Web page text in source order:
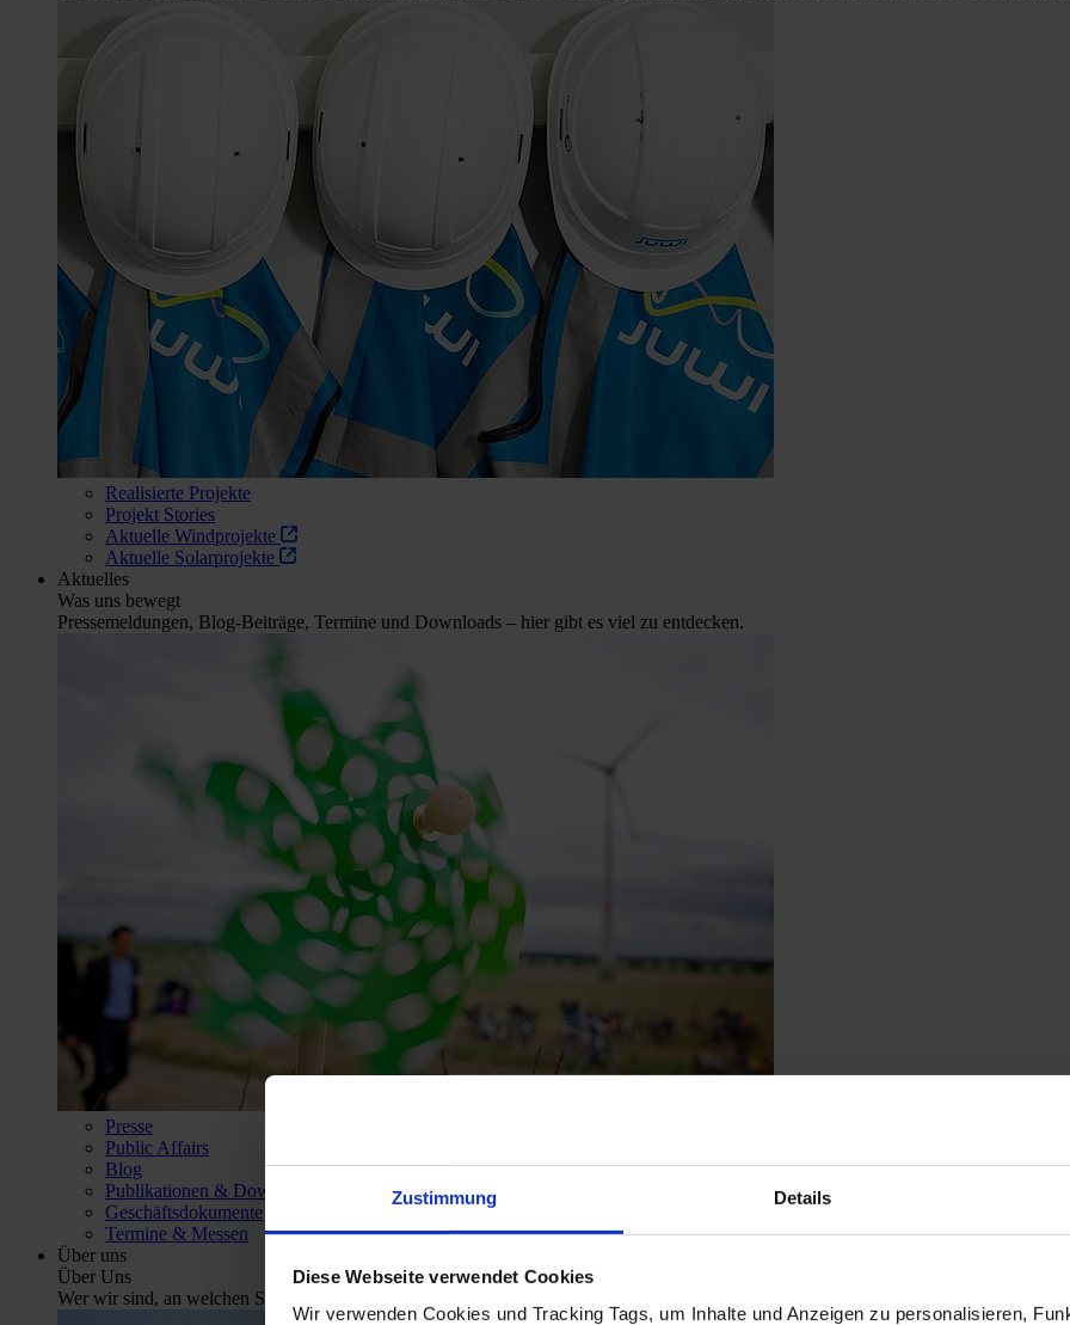
Zustimmung Details
Diese Webseite verwendet Cookies
Wir verwenden Cookies und Tracking Tags, um Inhalte und Anzeigen zu personalisieren,
Realisierte Projekte
Projekt Stories
Aktuelle Windprojekte
Aktuelle Solarprojekte
Aktuelles
Was uns bewegt
Pressemeldungen, Blog-Beiträge, Termine und Downloads – hier gibt es viel zu entdecken.
Presse
Public Affairs
Blog
Publikationen & Downloads
Geschäftsdokumente
Termine & Messen
Über uns
Über Uns
Wer wir sind, an welchen Standorten wir vertreten sind und welche Meilensteine unsere Historie kennzeichnen, teilen wir hier.